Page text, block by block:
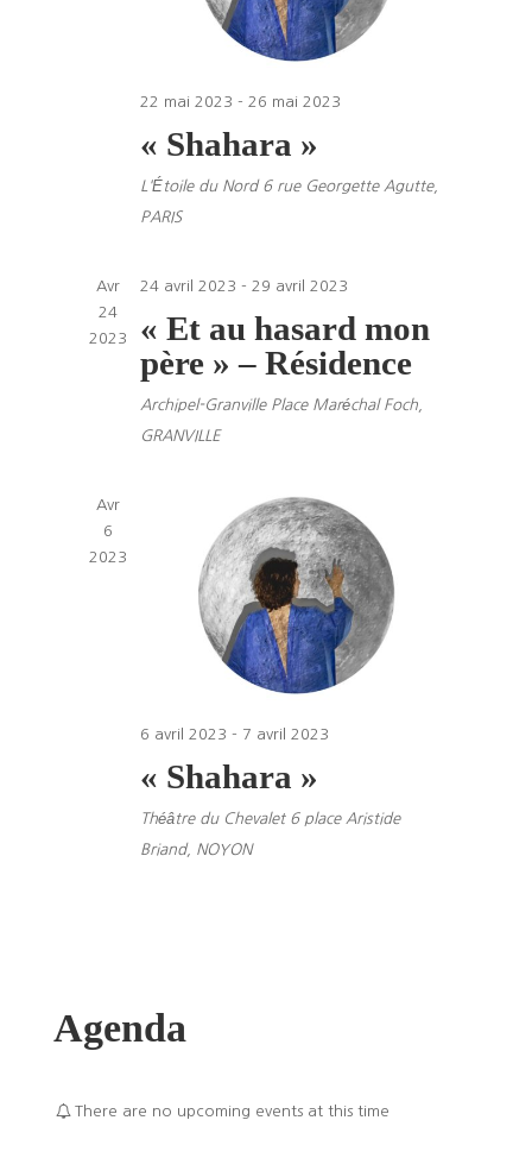
22 mai 2023 - 26 mai 2023
« Shahara »
L'Étoile du Nord 6 rue Georgette Agutte,
PARIS
Avr
24
2023
24 avril 2023 - 29 avril 2023
« Et au hasard mon
père » – Résidence
Archipel-Granville Place Maréchal Foch,
GRANVILLE
Avr
6
2023
6 avril 2023 - 7 avril 2023
« Shahara »
Théâtre du Chevalet 6 place Aristide
Briand, NOYON
Agenda
There are no upcoming events at this time